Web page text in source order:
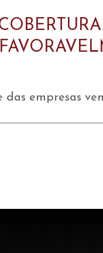
das empresas